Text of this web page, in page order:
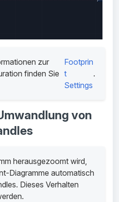
zur
finden Sie
Footprin
t
Settings
.
von
herausgezoomt wird,
Diagramme automatisch
Dieses Verhalten